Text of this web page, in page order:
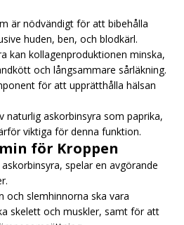
är nödvändigt för att bibehålla
huden, ben, och blodkärl.
kan kollagenproduktionen minska,
och långsammare sårläkning.
för att upprätthålla hälsan
naturlig askorbinsyra som paprika,
viktiga för denna funktion.
för Kroppen
spelar en avgörande
och slemhinnorna ska vara
skelett och muskler, samt för att